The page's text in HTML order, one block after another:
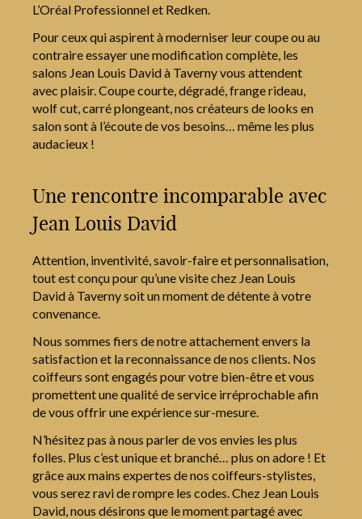
L’Oréal Professionnel et Redken.
Pour ceux qui aspirent à moderniser leur coupe ou au
contraire essayer une modification complète, les
salons Jean Louis David à Taverny vous attendent
avec plaisir. Coupe courte, dégradé, frange rideau,
wolf cut, carré plongeant, nos créateurs de looks en
salon sont à l’écoute de vos besoins… même les plus
audacieux !
Une rencontre incomparable avec
Jean Louis David
Attention, inventivité, savoir-faire et personnalisation,
tout est conçu pour qu’une visite chez Jean Louis
David à Taverny soit un moment de détente à votre
convenance.
Nous sommes fiers de notre attachement envers la
satisfaction et la reconnaissance de nos clients. Nos
coiffeurs sont engagés pour votre bien-être et vous
promettent une qualité de service irréprochable afin
de vous offrir une expérience sur-mesure.
N’hésitez pas à nous parler de vos envies les plus
folles. Plus c’est unique et branché… plus on adore ! Et
grâce aux mains expertes de nos coiffeurs-stylistes,
vous serez ravi de rompre les codes. Chez Jean Louis
David, nous désirons que le moment partagé avec